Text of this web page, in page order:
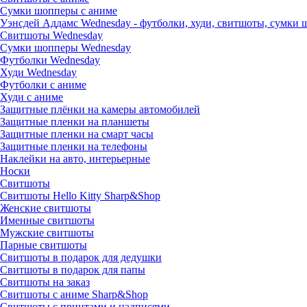
Сумки шопперы с аниме
Уэнсдей Аддамс Wednesday - футболки, худи, свитшоты, сумки
Свитшоты Wednesday
Сумки шопперы Wednesday
Футболки Wednesday
Худи Wednesday
Футболки с аниме
Худи с аниме
Защитные плёнки на камеры автомобилей
Защитные пленки на планшеты
Защитные пленки на смарт часы
Защитные пленки на телефоны
Наклейки на авто, интерьерные
Носки
Свитшоты
Cвитшоты Hello Kitty Sharp&Shop
Женские свитшоты
Именные свитшоты
Мужские свитшоты
Парные свитшоты
Свитшоты в подарок для дедушки
Свитшоты в подарок для папы
Свитшоты на заказ
Свитшоты с аниме Sharp&Shop